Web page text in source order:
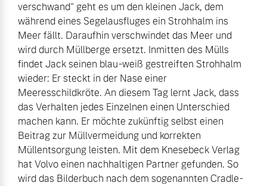
verschwand“ geht es um den kleinen Jack, dem
während eines Segelausfluges ein Strohhalm ins
Meer fällt. Daraufhin verschwindet das Meer und
wird durch Müllberge ersetzt. Inmitten des Mülls
findet Jack seinen blau-weiß gestreiften Strohhalm
wieder: Er steckt in der Nase einer
Meeresschildkröte. An diesem Tag lernt Jack, dass
das Verhalten jedes Einzelnen einen Unterschied
machen kann. Er möchte zukünftig selbst einen
Beitrag zur Müllvermeidung und korrekten
Müllentsorgung leisten. Mit dem Knesebeck Verlag
hat Volvo einen nachhaltigen Partner gefunden. So
wird das Bilderbuch nach dem sogenannten Cradle-